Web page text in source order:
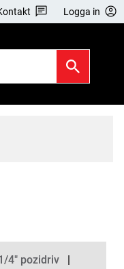
Logga in
4" pozidriv